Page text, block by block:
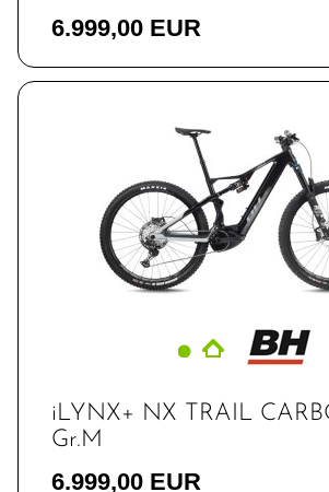
6.999,00 EUR
iLYNX+ NX TRAIL
Gr.M
6.999,00 EUR